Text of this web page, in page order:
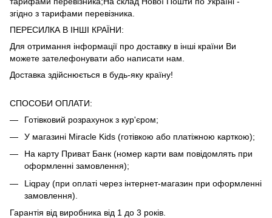
згідно з тарифами перевізника
ПЕРЕСИЛКА В ІНШІ КРАЇНИ:
Для отримання інформації про доставку в інші країни Ви
можете зателефонувати або написати нам.
Доставка здійснюється в будь-яку країну!
СПОСОБИ ОПЛАТИ:
Готівковий розрахунок з кур'єром;
У магазині Miracle Kids (готівкою або платіжною карткою);
На карту Приват Банк (номер карти вам повідомлять при
оформленні замовлення);
Liqpay (при оплаті через інтернет-магазин при оформленні
замовлення).
Гарантія від виробника від 1 до 3 років.